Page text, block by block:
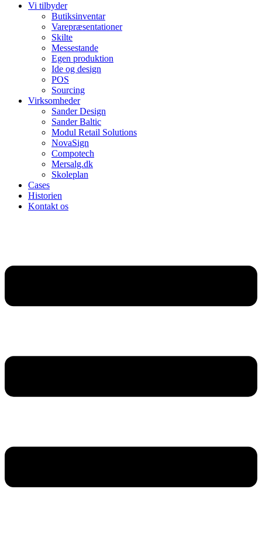
Vi tilbyder
Butiksinventar
Varepræsentationer
Skilte
Messestande
Egen produktion
Ide og design
POS
Sourcing
Virksomheder
Sander Design
Sander Baltic
Modul Retail Solutions
NovaSign
Compotech
Mersalg.dk
Skoleplan
Cases
Historien
Kontakt os